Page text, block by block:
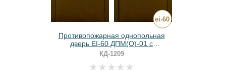
Противопожарная однопольная
дверь EI-60 ДПМ(О)-01 с
порошковым напылением и
прямоугольным стеклом
КД-1209